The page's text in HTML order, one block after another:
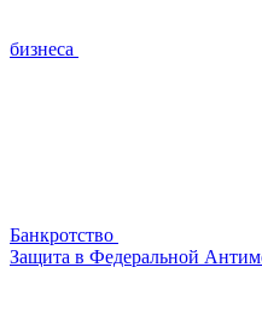
бизнеса
Банкротство
Защита в Федеральной